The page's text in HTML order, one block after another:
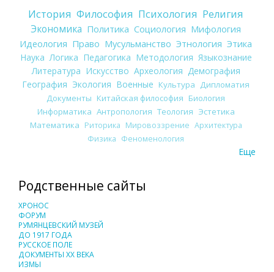
История Философия Психология Религия
Экономика Политика Социология Мифология
Идеология Право Мусульманство Этнология Этика
Наука Логика Педагогика Методология Языкознание
Литература Искусство Археология Демография
География Экология Военные Культура
Дипломатия
Документы Китайская философия Биология
Информатика Антропология Теология Эстетика
Математика Риторика Мировоззрение Архитектура
Физика Феноменология
Еще
Родственные сайты
ХРОНОС
ФОРУМ
РУМЯНЦЕВСКИЙ МУЗЕЙ
ДО 1917 ГОДА
РУССКОЕ ПОЛЕ
ДОКУМЕНТЫ XX ВЕКА
ИЗМЫ